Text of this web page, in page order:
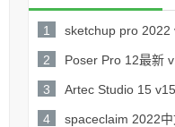
1
sketchup pro 2022
418MB /
2
Poser Pro 12最新
1.63GB /
3
Artec Studio 15
1.39GB /
4
spaceclaim 2022